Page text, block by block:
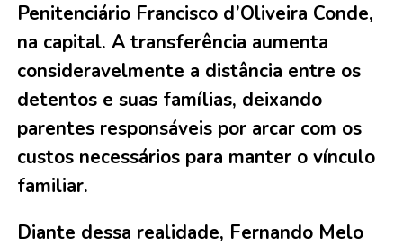
Penitenciário Francisco d’Oliveira Conde,
na capital. A transferência aumenta
consideravelmente a distância entre os
detentos e suas famílias, deixando
parentes responsáveis por arcar com os
custos necessários para manter o vínculo
familiar.
Diante dessa realidade, Fernando Melo